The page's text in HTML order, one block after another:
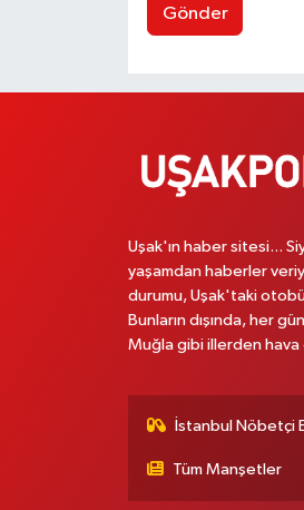
Gönder
Uşak'ın haber sitesi...
yaşamdan haberler
durumu, Uşak'taki
Bunların dışında, her
Muğla gibi illerden hava
İstanbul Nöbetçi
Tüm Manşetler